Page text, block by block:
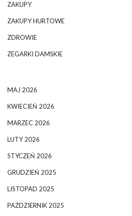
ZAKUPY
ZAKUPY HURTOWE
ZDROWIE
ZEGARKI DAMSKIE
MAJ 2026
KWIECIEŃ 2026
MARZEC 2026
LUTY 2026
STYCZEŃ 2026
GRUDZIEŃ 2025
LISTOPAD 2025
PAŹDZIERNIK 2025